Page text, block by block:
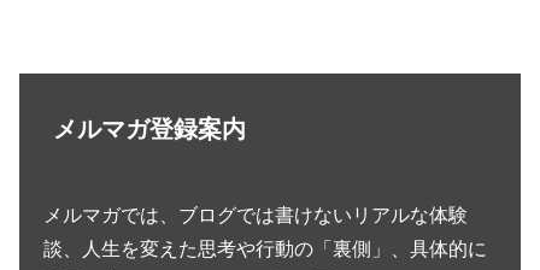
メルマガ登録案内
メルマガでは、ブログでは書けないリアルな体験
談、人生を変えた思考や行動の「裏側」、具体的に